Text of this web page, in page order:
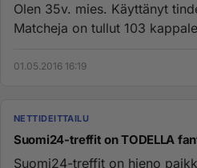
Olen 35v. mies. Käyttänyt
Matcheja on tullut 103
01.05.2016 16:19
NETTIDEITTAILU
Suomi24-treffit on TODELLA
Suomi24-treffit on hieno